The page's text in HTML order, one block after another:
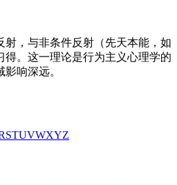
射，与非条件反射（先天本能，如
得。这一理论是行为主义心理学的
响深远。
STUVWXYZ